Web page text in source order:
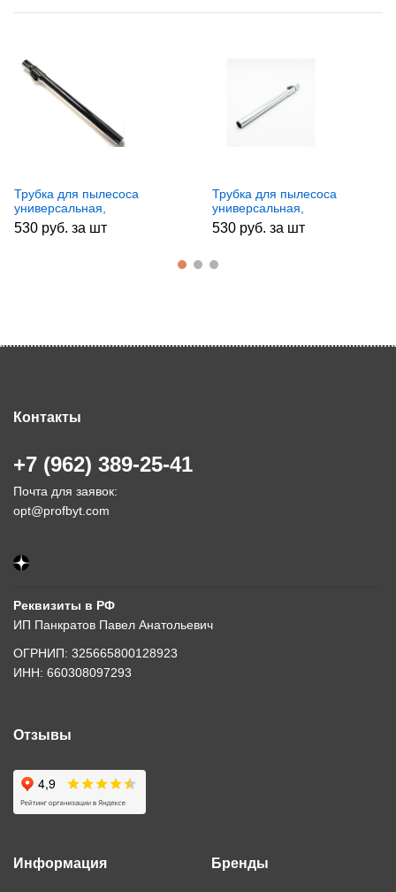
Трубка для пылесоса
универсальная,
никелированная PL039
530 руб. за шт
Трубка для пылесоса
универсальная,
никелированная PL011
530 руб. за шт
Контакты
+7 (962) 389-25-41
Почта для заявок:
opt@profbyt.com
Реквизиты в РФ
ИП Панкратов Павел Анатольевич
ОГРНИП: 325665800128923
ИНН: 660308097293
Отзывы
Информация Бренды